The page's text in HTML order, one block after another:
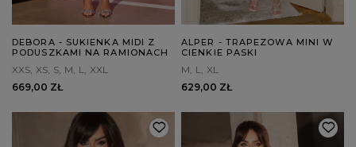
DEBORA - SUKIENKA MIDI Z
PODUSZKAMI NA RAMIONACH
XXS XS S M L XXL
669,00 ZŁ
ALPER - TRAPEZOWA MINI W
CIENKIE PASKI
M L XL
629,00 ZŁ